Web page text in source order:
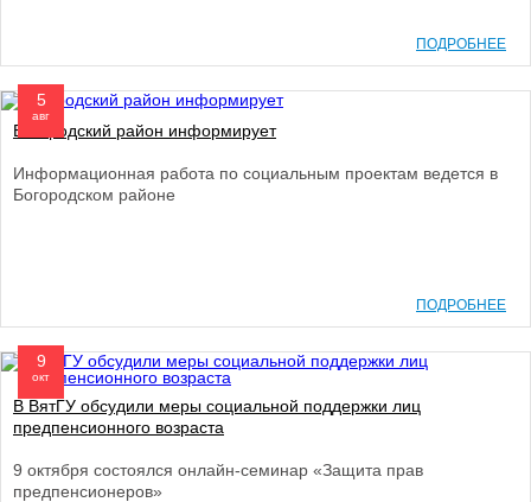
ПОДРОБНЕЕ
5
авг
Богородский район информирует
Информационная работа по социальным проектам ведется в
Богородском районе
ПОДРОБНЕЕ
9
окт
В ВятГУ обсудили меры социальной поддержки лиц
предпенсионного возраста
9 октября состоялся онлайн-семинар «Защита прав
предпенсионеров»